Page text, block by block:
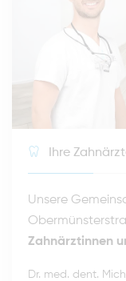
Ihre
Unsere
Zahnärztinnen
Dr. med. dent.